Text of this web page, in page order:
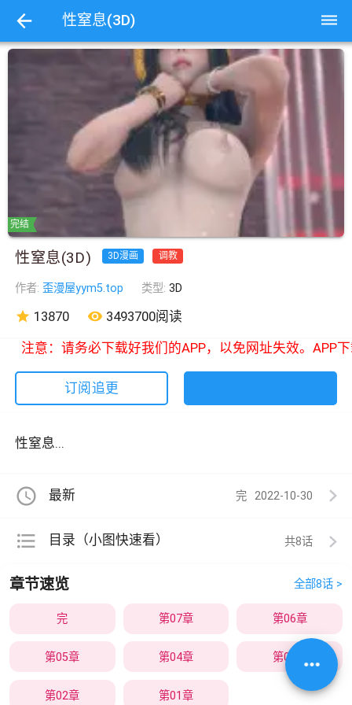
more_horiz
性窒息(3D) dehaze
完结
性窒息(3D) 3D漫画 调教
作者: 歪漫屋yym5.top 类型:3D
star 13870 remove_red_eye 3493700阅读
注意：请务必下载好我们的APP，以免网址失效。APP下
订阅追更
性窒息...
access_time 最新 完 2022-10-30
format_list_bulleted 目录（小图快速看） 共8
章节速览 全部8话 >
完 第07章 第06章
第05章 第04章 第03章
第02章 第01章